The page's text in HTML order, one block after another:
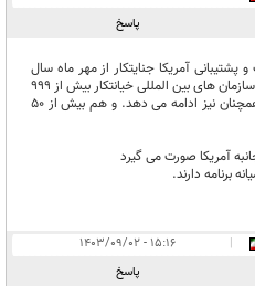
پاسخ
آمریکا جنایتکار از مهر ماه سال
1402 تاکنون و در سایه سکوت بی شرمانه سازمان های بین المللی خیانتکار بیش از 999
هزار بار نوار غزه را بمباران کرده است و همچنان نیز ادامه می دهد. و هم بیش از 50
آمریکا صورت می گیرد
برنامه دارند.
|
۱۵:۱۶ - ۱۴۰۳/۰۹/۰۲
پاسخ